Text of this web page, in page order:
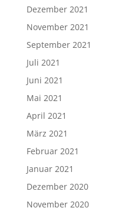
Dezember 2021
November 2021
September 2021
Juli 2021
Juni 2021
Mai 2021
April 2021
März 2021
Februar 2021
Januar 2021
Dezember 2020
November 2020